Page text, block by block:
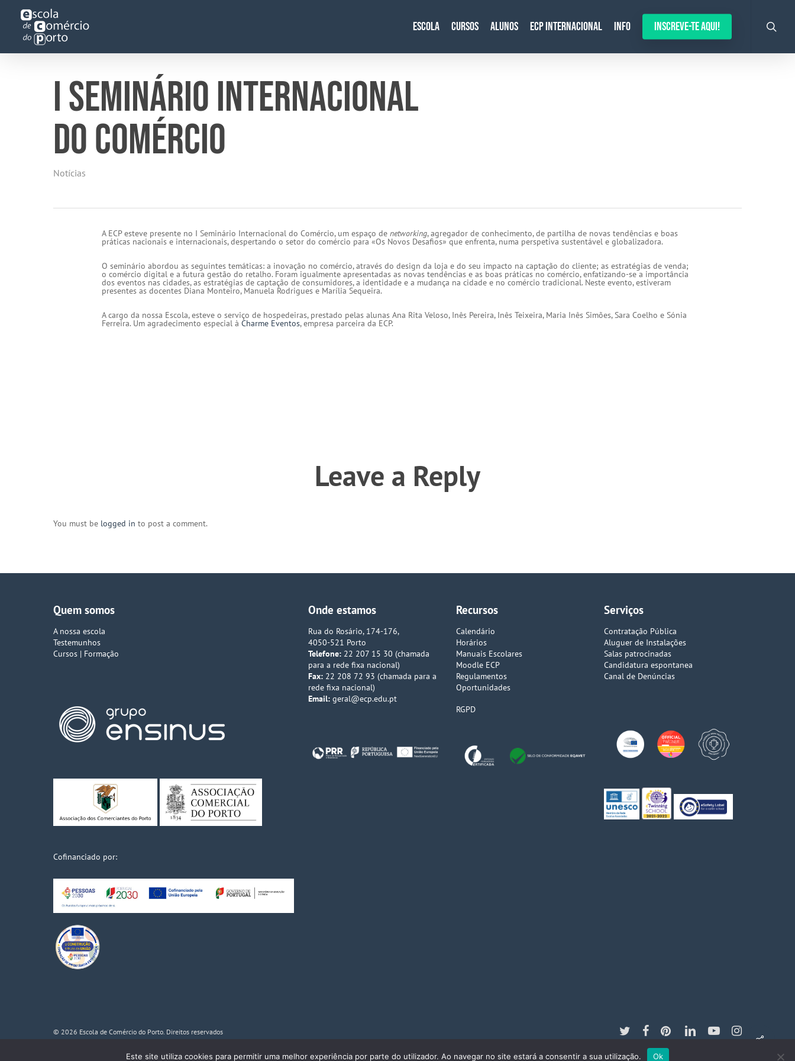
content Escola Cursos Alunos ECP Internacional Info Inscreve-te aqui!
I SEMINÁRIO INTERNACIONAL
DO COMÉRCIO
Notícias
A ECP esteve presente no I Seminário Internacional do Comércio, um espaço de networking, agregador de conhecimento, de partilha de novas tendências e boas
práticas nacionais e internacionais, despertando o setor do comércio para «Os Novos Desafios» que enfrenta, numa perspetiva sustentável e globalizadora.
O seminário abordou as seguintes temáticas: a inovação no comércio, através do design da loja e do seu impacto na captação do cliente; as estratégias de venda;
o comércio digital e a futura gestão do retalho. Foram igualmente apresentadas as novas tendências e as boas práticas no comércio, enfatizando-se a importância
dos eventos nas cidades, as estratégias de captação de consumidores, a identidade e a mudança na cidade e no comércio tradicional. Neste evento, estiveram
presentes as docentes Diana Monteiro, Manuela Rodrigues e Marília Sequeira.
A cargo da nossa Escola, esteve o serviço de hospedeiras, prestado pelas alunas Ana Rita Veloso, Inês Pereira, Inês Teixeira, Maria Inês Simões, Sara Coelho e Sónia
Ferreira. Um agradecimento especial à Charme Eventos, empresa parceira da ECP.
Leave a Reply
You must be logged in to post a comment.
Quem somos
A nossa escola
Testemunhos
Cursos | Formação
Cofinanciado por:
Onde estamos
Rua do Rosário, 174-176,
4050-521 Porto
Telefone:22 207 15 30 (chamada
para a rede fixa nacional)
Fax:22 208 72 93 (chamada para a
rede fixa nacional)
Email: geral@ecp.edu.pt
Recursos
Calendário
Horários
Manuais Escolares
Moodle ECP
Regulamentos
Oportunidades
RGPD
Serviços
Contratação Pública
Aluguer de Instalações
Salas patrocinadas
Candidatura espontanea
Canal de Denúncias
© 2026 Escola de Comércio do Porto. Direitos reservados twitter facebookpinterestlinkedinyoutube instagram
Este site utiliza cookies para permitir uma melhor experiência por parte do utilizador. Ao navegar no site estará a consentir a sua utilização. Ok